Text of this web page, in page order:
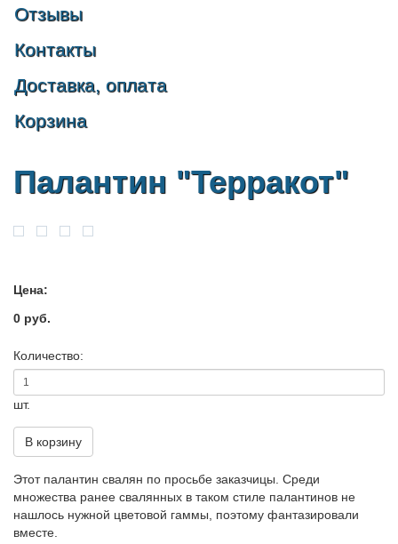
Отзывы
Контакты
Доставка, оплата
Корзина
Палантин "Терракот"
Цена:
0 руб.
Количество:
шт.
В корзину
Этот палантин свалян по просьбе заказчицы. Среди
множества ранее свалянных в таком стиле палантинов не
нашлось нужной цветовой гаммы, поэтому фантазировали
вместе.